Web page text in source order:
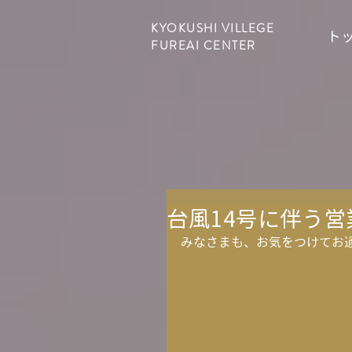
KYOKUSHI VILLEGE
FUREAI CENTER
ト
台風14号に伴う
みなさまも、お気をつけてお